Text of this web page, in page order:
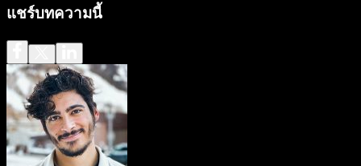
แชร์บทความนี้